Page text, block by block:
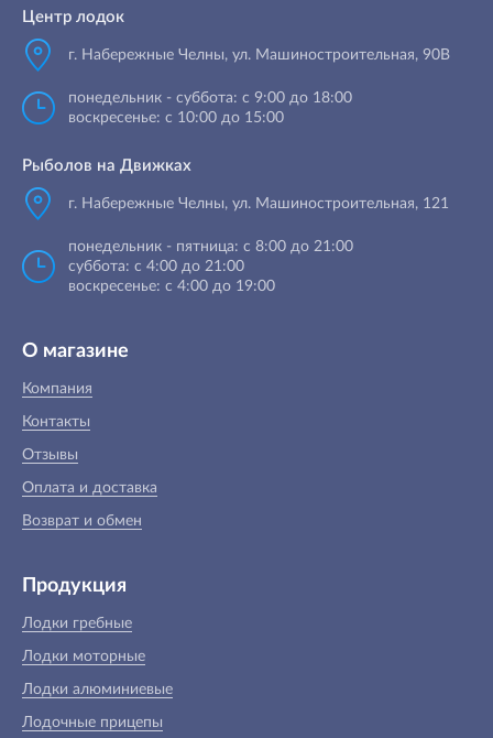
Центр лодок
г. Набережные Челны, ул. Машиностроительная, 90B
понедельник - суббота: с 9:00 до 18:00
воскресенье: с 10:00 до 15:00
Рыболов на Движках
г. Набережные Челны, ул. Машиностроительная, 121
понедельник - пятница: с 8:00 до 21:00
суббота: с 4:00 до 21:00
воскресенье: с 4:00 до 19:00
О магазине
Компания
Контакты
Отзывы
Оплата и доставка
Возврат и обмен
Продукция
Лодки гребные
Лодки моторные
Лодки алюминиевые
Лодочные прицепы